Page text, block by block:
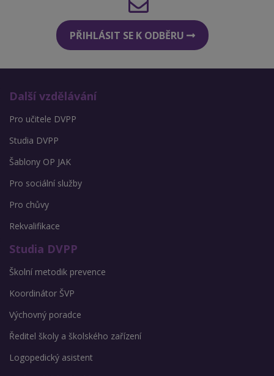
PŘIHLÁSIT SE K ODBĚRU
Další vzdělávání
Pro učitele DVPP
Studia DVPP
Šablony OP JAK
Pro sociální služby
Pro chůvy
Rekvalifikace
Studia DVPP
Školní metodik prevence
Koordinátor ŠVP
Výchovný poradce
Ředitel školy a školského zařízení
Logopedický asistent